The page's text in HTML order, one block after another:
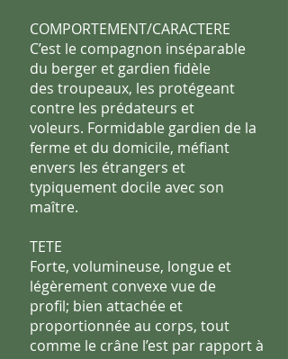
COMPORTEMENT/CARACTERE
C’est le compagnon inséparable
du berger et gardien fidèle
des troupeaux, les protégeant
contre les prédateurs et
voleurs. Formidable gardien de la
ferme et du domicile, méfiant
envers les étrangers et
typiquement docile avec son
maître.
TETE
Forte, volumineuse, longue et
légèrement convexe vue de
profil; bien attachée et
proportionnée au corps, tout
comme le crâne l’est par rapport à